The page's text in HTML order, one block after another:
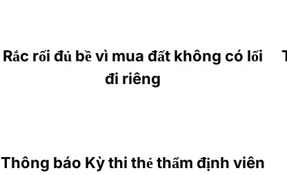
Rắc rối đủ bề vì mua đất không có lối
đi riêng
Thông báo Kỳ thi thẻ thẩm định viên